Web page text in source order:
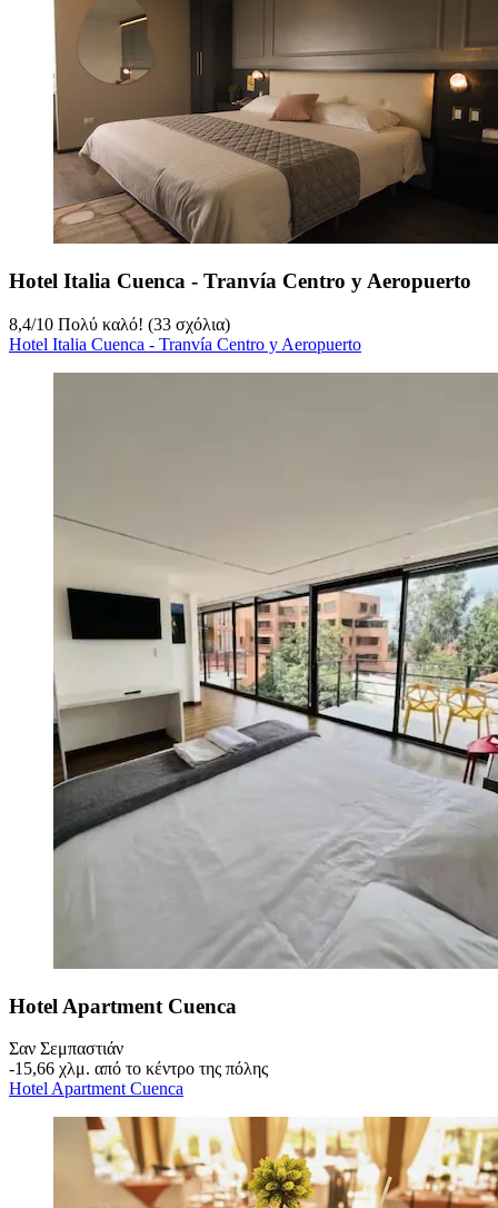
Hotel Italia Cuenca - Tranvía Centro y Aeropuerto
8,4/10 Πολύ καλό! (33 σχόλια)
Hotel Italia Cuenca - Tranvía Centro y Aeropuerto
Hotel Apartment Cuenca
Σαν Σεμπαστιάν
‐15,66 χλμ. από το κέντρο της πόλης
Hotel Apartment Cuenca